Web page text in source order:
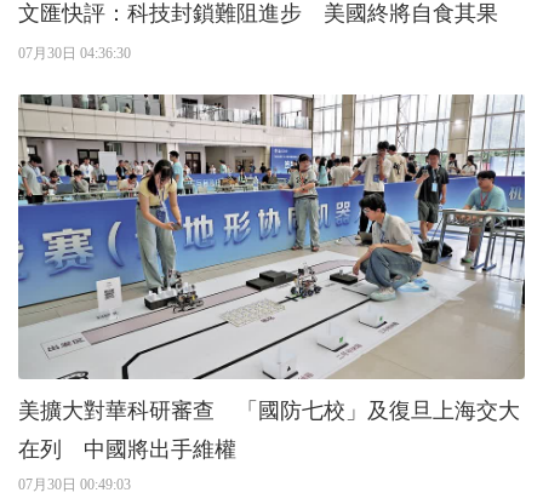
文匯快評：科技封鎖難阻進步 美國終將自食其果
07月30日 04:36:30
美擴大對華科研審查 「國防七校」及復旦上海交大
在列 中國將出手維權
07月30日 00:49:03